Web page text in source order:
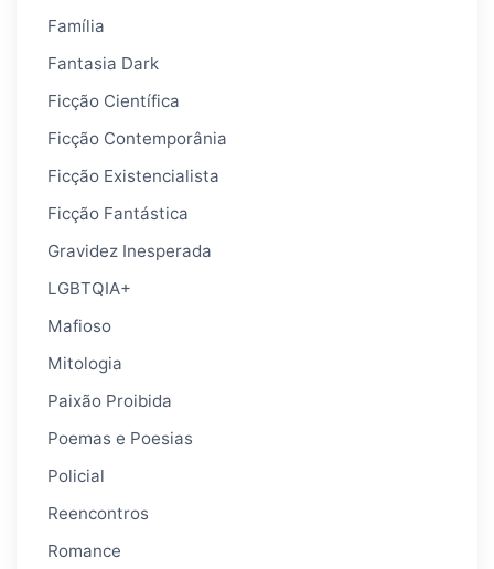
Família
Fantasia Dark
Ficção Científica
Ficção Contemporânia
Ficção Existencialista
Ficção Fantástica
Gravidez Inesperada
LGBTQIA+
Mafioso
Mitologia
Paixão Proibida
Poemas e Poesias
Policial
Reencontros
Romance